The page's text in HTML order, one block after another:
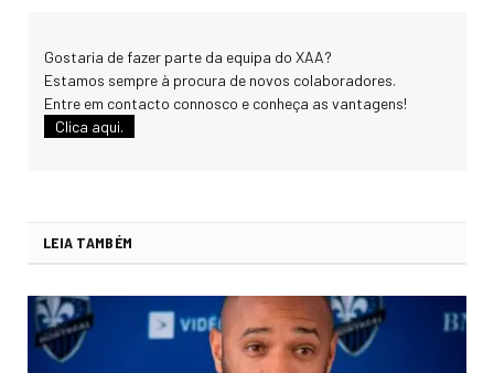
Gostaria de fazer parte da equipa do XAA?
Estamos sempre à procura de novos colaboradores.
Entre em contacto connosco e conheça as vantagens!
Clica aqui.
LEIA TAMBÉM